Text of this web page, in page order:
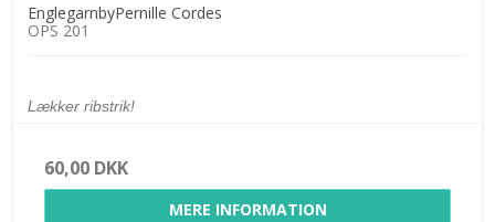
EnglegarnbyPernille Cordes
OPS 201
Lækker ribstrik!
60,00 DKK
MERE INFORMATION